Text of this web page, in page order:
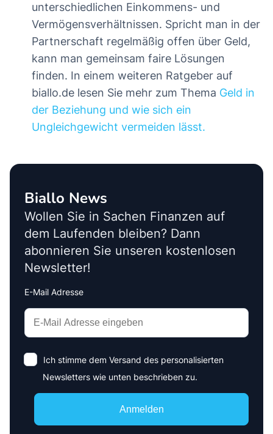
unterschiedlichen Einkommens- und
Vermögensverhältnissen. Spricht man in der
Partnerschaft regelmäßig offen über Geld,
kann man gemeinsam faire Lösungen
finden. In einem weiteren Ratgeber auf
biallo.de lesen Sie mehr zum Thema Geld in
der Beziehung und wie sich ein
Ungleichgewicht vermeiden lässt.
Biallo News
Wollen Sie in Sachen Finanzen auf
dem Laufenden bleiben? Dann
abonnieren Sie unseren kostenlosen
Newsletter!
E-Mail Adresse
Interests
Amount
Anmelden
Ich stimme dem Versand des personalisierten
Newsletters wie unten beschrieben zu.